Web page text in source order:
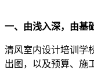
一、由浅入深，由基
清风室内设计培训学
出图，以及预算、施